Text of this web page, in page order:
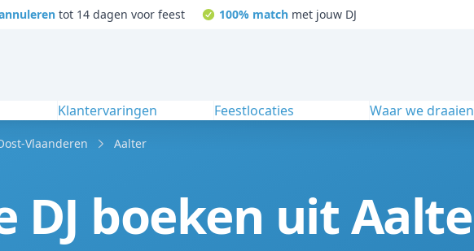
tot 14 dagen voor feest 100% matchmet jouw DJ
Klantervaringen Feestlocaties Waar we draaien
Vlaanderen Aalter
DJ boeken uit